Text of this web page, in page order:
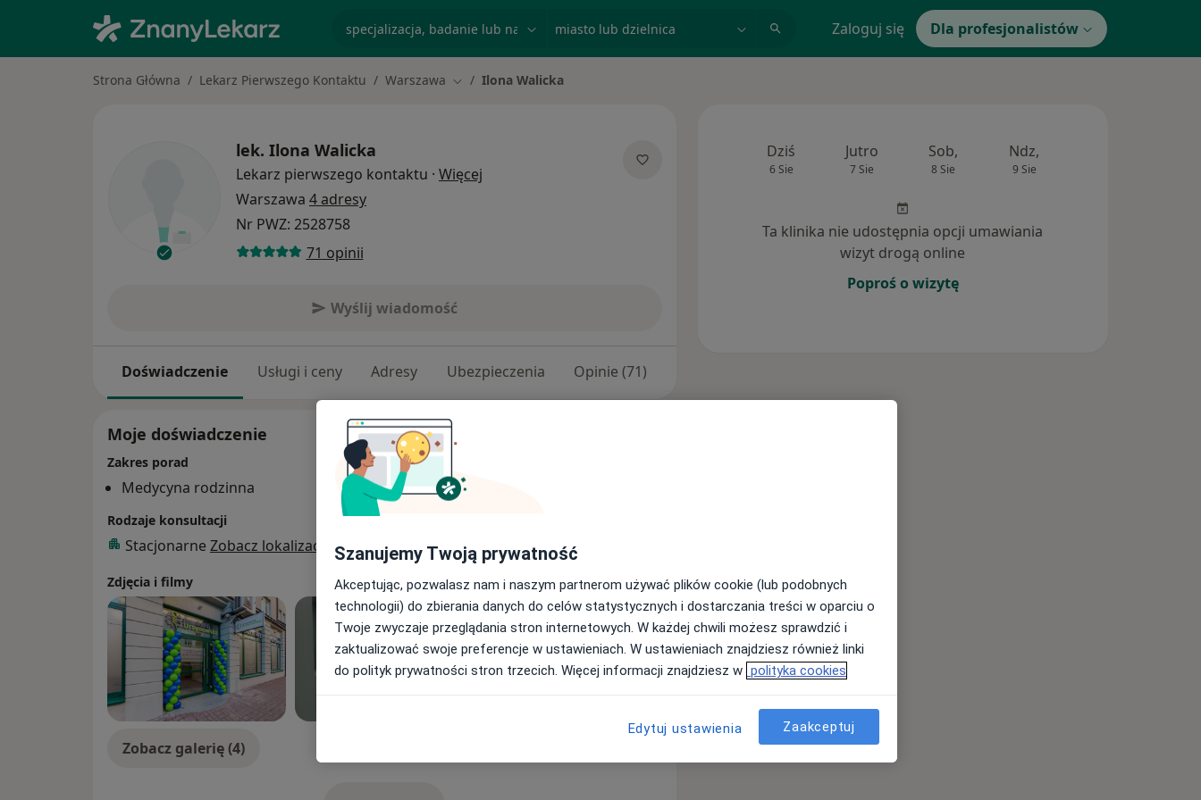
Zaloguj się Dla profesjonalistów
Strona Główna Lekarz Pierwszego Kontaktu Warszawa Zmień miasto
Ilona Walicka
lek. Ilona Walicka
Lekarz pierwszego kontaktu · Więcej
Warszawa 4 adresy
Nr PWZ: 2528758
71 opinii
Wyślij wiadomość
Doświadczenie Usługi i ceny Adresy Ubezpieczenia Opinie (71)
Moje doświadczenie
Zakres porad
Medycyna rodzinna
Rodzaje konsultacji
Stacjonarne Zobacz lokalizacje (1)
Zdjęcia i filmy
Zobacz galerię (4)
Dziś
6 Sie
Jutro
7 Sie
Sob,
8 Sie
Ndz,
9 Sie
Ta klinika nie udostępnia opcji umawiania
wizyt drogą online
Poproś o wizytę
Szanujemy Twoją prywatność
Akceptując, pozwalasz nam i naszym partnerom używać plików cookie (lub podobnych
technologii) do zbierania danych do celów statystycznych i dostarczania treści w oparciu o
Twoje zwyczaje przeglądania stron internetowych. W każdej chwili możesz sprawdzić i
zaktualizować swoje preferencje w ustawieniach. W ustawieniach znajdziesz również linki
do polityk prywatności stron trzecich. Więcej informacji znajdziesz w polityka cookies
Edytuj ustawienia Zaakceptuj